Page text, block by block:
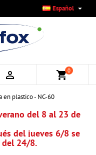
Español 
 shopping_cart0
en plastico - NC-60
del 8 al 23 de
del jueves 6/8 se
del 24/8.
×
×
Crear lista de deseos
×
en su lista de
Iniciar sesión